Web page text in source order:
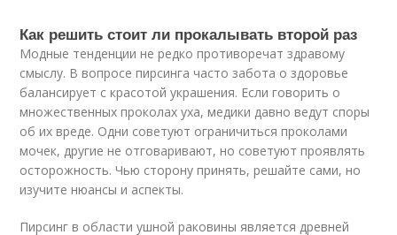
Как решить стоит ли прокалывать второй раз
Модные тенденции не редко противоречат здравому
смыслу. В вопросе пирсинга часто забота о здоровье
балансирует с красотой украшения. Если говорить о
множественных проколах уха, медики давно ведут споры
об их вреде. Одни советуют ограничиться проколами
мочек, другие не отговаривают, но советуют проявлять
осторожность. Чью сторону принять, решайте сами, но
изучите нюансы и аспекты.
Пирсинг в области ушной раковины является древней